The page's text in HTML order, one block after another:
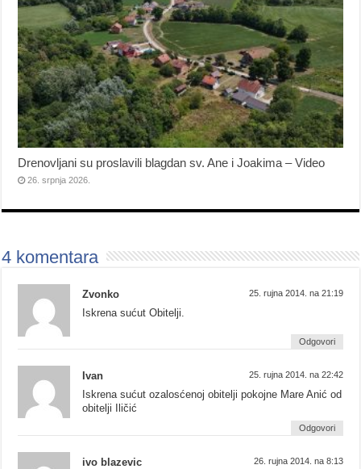
Drenovljani su proslavili blagdan sv. Ane i Joakima – Video
26. srpnja 2026.
4 komentara
Zvonko 25. rujna 2014. na 21:19
Iskrena sućut Obitelji.
Odgovori
Ivan 25. rujna 2014. na 22:42
Iskrena sućut ozalosćenoj obitelji pokojne Mare Anić od
obitelji Iličić
Odgovori
ivo blazevic 26. rujna 2014. na 8:13